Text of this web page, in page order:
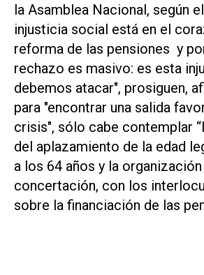
la Asamblea Nacional, según
injusticia social está en el
reforma de las pensiones y
rechazo es masivo: es esta
debemos atacar", prosiguen,
para "encontrar una salida
crisis", sólo cabe contemplar
del aplazamiento de la edad
a los 64 años y la organización
concertación, con los
sobre la financiación de las